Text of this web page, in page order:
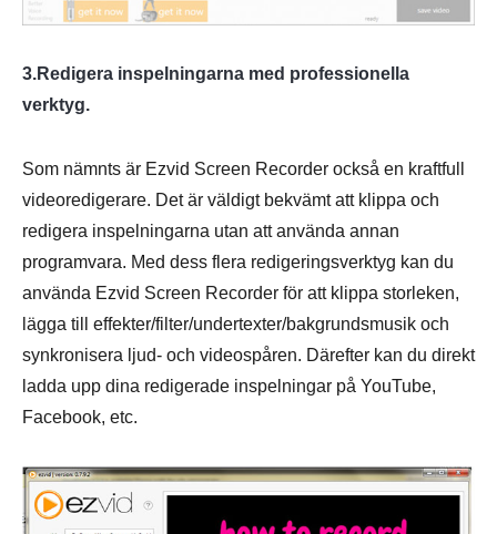
3.Redigera inspelningarna med professionella
verktyg.
Som nämnts är Ezvid Screen Recorder också en kraftfull
videoredigerare. Det är väldigt bekvämt att klippa och
redigera inspelningarna utan att använda annan
programvara. Med dess flera redigeringsverktyg kan du
använda Ezvid Screen Recorder för att klippa storleken,
lägga till effekter/filter/undertexter/bakgrundsmusik och
synkronisera ljud- och videospåren. Därefter kan du direkt
ladda upp dina redigerade inspelningar på YouTube,
Facebook, etc.